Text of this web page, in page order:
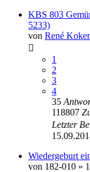
KBS 803
5233)
von René
1
2
3
4
35
118807
Letzter
Wiedergeburt
von 182-010 »